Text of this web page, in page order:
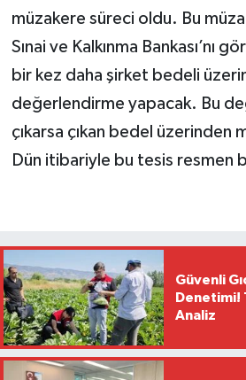
müzakere süreci oldu. Bu
Sınai ve Kalkınma Bankası’nı
bir kez daha şirket bedeli
değerlendirme yapacak. Bu
çıkarsa çıkan bedel üzerinden
Dün itibariyle bu tesis resmen
Güvenli
Denetimi!
Analiz